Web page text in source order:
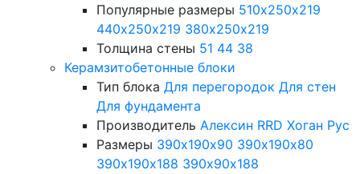
Популярные размеры 510х250х219
440х250х219 380х250х219
Толщина стены 51 44 38
Керамзитобетонные блоки
Тип блока Для перегородок Для стен
Для фундамента
Производитель Алексин RRD Хоган Рус
Размеры 390х190х90 390х190х80
390х190х188 390х90х188